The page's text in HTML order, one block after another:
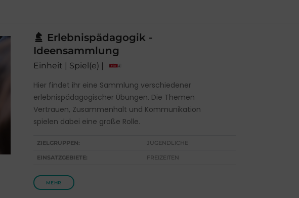
Erlebnispädagogik -
Ideensammlung
Einheit | Spiel(e) |
Hier findet ihr eine Sammlung verschiedener
erlebnispädagogischer Übungen. Die Themen
Vertrauen, Zusammenhalt und Kommunikation
spielen dabei eine große Rolle.
ZIELGRUPPEN: JUGENDLICHE
EINSATZGEBIETE: FREIZEITEN
MEHR